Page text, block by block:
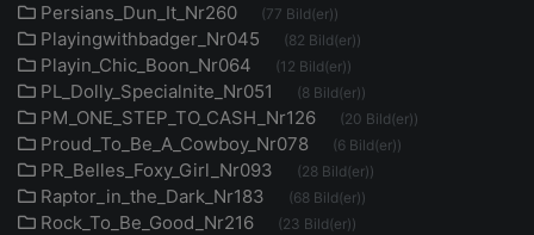
Persians_Dun_It_Nr260 (77 Bild(er))
Playingwithbadger_Nr045 (82 Bild(er))
Playin_Chic_Boon_Nr064 (12 Bild(er))
PL_Dolly_Specialnite_Nr051 (8 Bild(er))
PM_ONE_STEP_TO_CASH_Nr126 (20 Bild(er))
Proud_To_Be_A_Cowboy_Nr078 (6 Bild(er))
PR_Belles_Foxy_Girl_Nr093 (28 Bild(er))
Raptor_in_the_Dark_Nr183 (68 Bild(er))
Rock_To_Be_Good_Nr216 (23 Bild(er))